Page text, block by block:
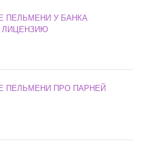
ПЕЛЬМЕНИ У БАНКА
ЛИЦЕНЗИЮ
ПЕЛЬМЕНИ ПРО ПАРНЕЙ